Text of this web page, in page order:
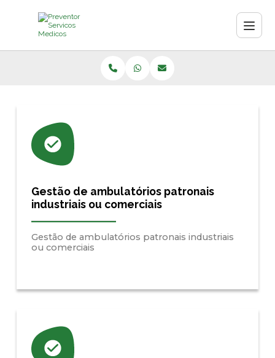
Gestão de ambulatórios patronais
industriais ou comerciais
Gestão de ambulatórios patronais industriais
ou comerciais